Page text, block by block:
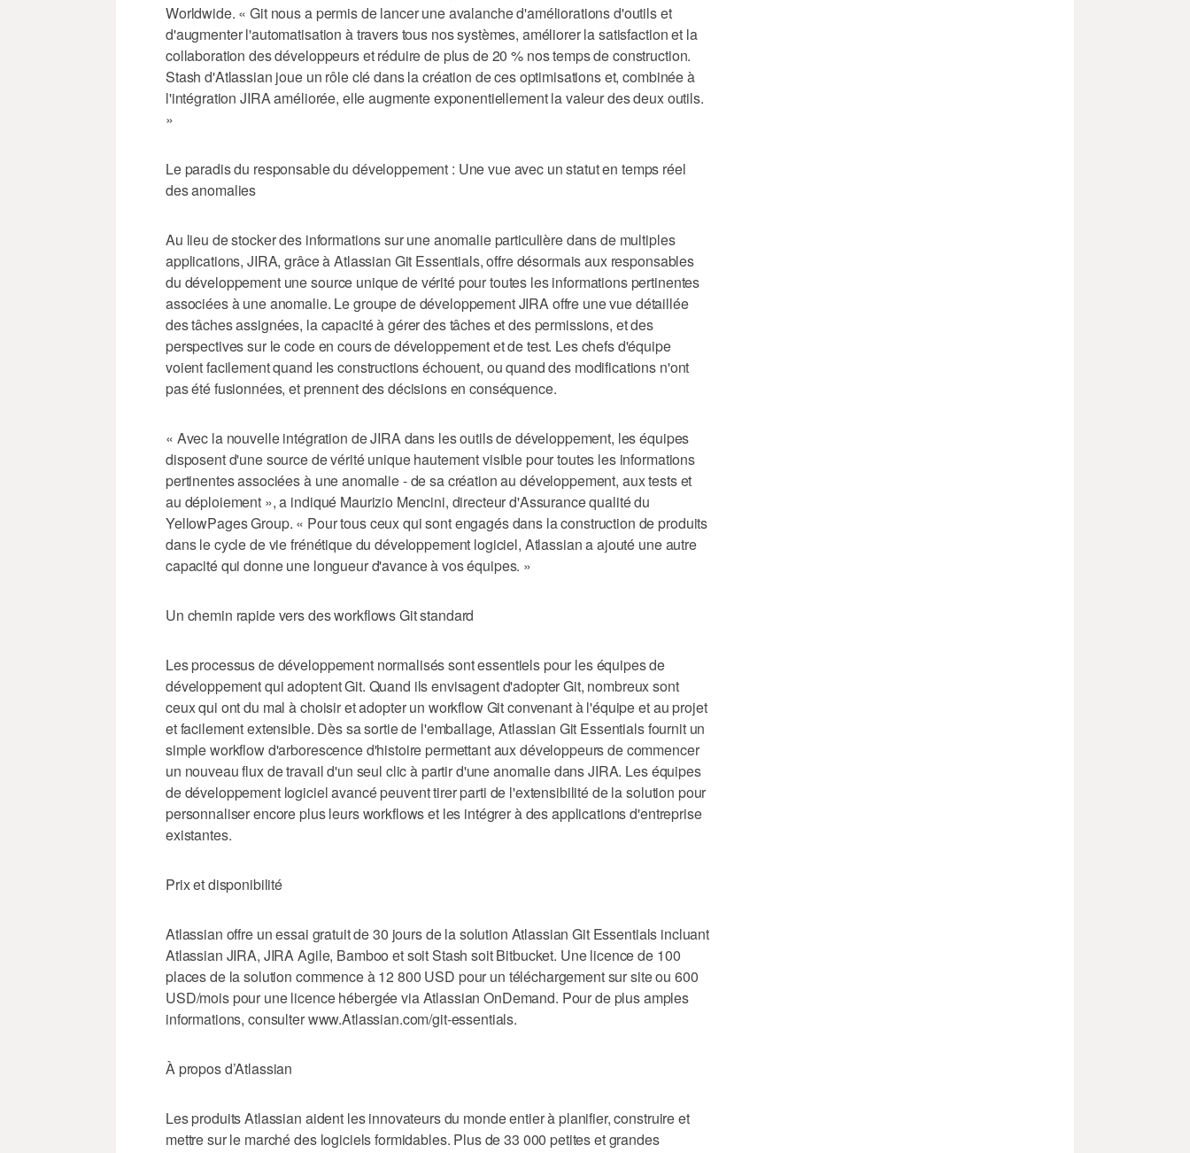
Worldwide. « Git nous a permis de lancer une avalanche d'améliorations d'outils et
d'augmenter l'automatisation à travers tous nos systèmes, améliorer la satisfaction et la
collaboration des développeurs et réduire de plus de 20 % nos temps de construction.
Stash d'Atlassian joue un rôle clé dans la création de ces optimisations et, combinée à
l'intégration JIRA améliorée, elle augmente exponentiellement la valeur des deux outils.
»
Le paradis du responsable du développement : Une vue avec un statut en temps réel
des anomalies
Au lieu de stocker des informations sur une anomalie particulière dans de multiples
applications, JIRA, grâce à Atlassian Git Essentials, offre désormais aux responsables
du développement une source unique de vérité pour toutes les informations pertinentes
associées à une anomalie. Le groupe de développement JIRA offre une vue détaillée
des tâches assignées, la capacité à gérer des tâches et des permissions, et des
perspectives sur le code en cours de développement et de test. Les chefs d'équipe
voient facilement quand les constructions échouent, ou quand des modifications n'ont
pas été fusionnées, et prennent des décisions en conséquence.
« Avec la nouvelle intégration de JIRA dans les outils de développement, les équipes
disposent d'une source de vérité unique hautement visible pour toutes les informations
pertinentes associées à une anomalie - de sa création au développement, aux tests et
au déploiement », a indiqué Maurizio Mencini, directeur d'Assurance qualité du
YellowPages Group. « Pour tous ceux qui sont engagés dans la construction de produits
dans le cycle de vie frénétique du développement logiciel, Atlassian a ajouté une autre
capacité qui donne une longueur d'avance à vos équipes. »
Un chemin rapide vers des workflows Git standard
Les processus de développement normalisés sont essentiels pour les équipes de
développement qui adoptent Git. Quand ils envisagent d'adopter Git, nombreux sont
ceux qui ont du mal à choisir et adopter un workflow Git convenant à l'équipe et au projet
et facilement extensible. Dès sa sortie de l'emballage, Atlassian Git Essentials fournit un
simple workflow d'arborescence d'histoire permettant aux développeurs de commencer
un nouveau flux de travail d'un seul clic à partir d'une anomalie dans JIRA. Les équipes
de développement logiciel avancé peuvent tirer parti de l'extensibilité de la solution pour
personnaliser encore plus leurs workflows et les intégrer à des applications d'entreprise
existantes.
Prix et disponibilité
Atlassian offre un essai gratuit de 30 jours de la solution Atlassian Git Essentials incluant
Atlassian JIRA, JIRA Agile, Bamboo et soit Stash soit Bitbucket. Une licence de 100
places de la solution commence à 12 800 USD pour un téléchargement sur site ou 600
USD/mois pour une licence hébergée via Atlassian OnDemand. Pour de plus amples
informations, consulter www.Atlassian.com/git-essentials.
À propos d’Atlassian
Les produits Atlassian aident les innovateurs du monde entier à planifier, construire et
mettre sur le marché des logiciels formidables. Plus de 33 000 petites et grandes